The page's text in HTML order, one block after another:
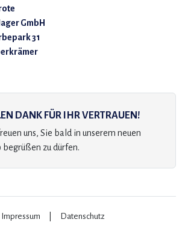
GmbH
31
DANK FÜR IHR VERTRAUEN!
uns, Sie bald in unserem neuen
begrüßen zu dürfen.
Impressum Datenschutz